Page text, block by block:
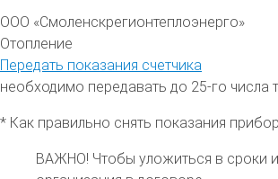
ООО «Смоленскрегионтеплоэнерго»
Отопление
Передать показания счетчика
необходимо передавать до 25-го числа
* Как правильно снять показания
ВАЖНО! Чтобы уложиться в сроки